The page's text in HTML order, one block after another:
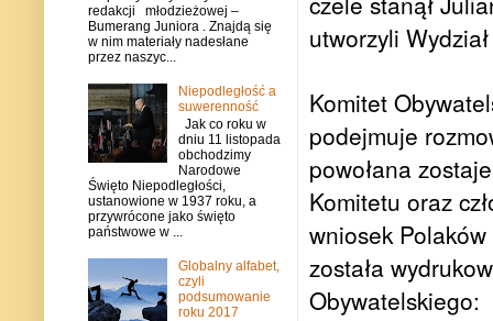
utworzyli
Komitet
podejmuje
powołana
Komitetu oraz
wniosek
została
Obywatelskiego:
redakcji młodzieżowej –
Bumerang Juniora . Znajdą się
w nim materiały nadesłane
przez naszyc...
Niepodległość a
suwerenność
Jak co roku w
dniu 11 listopada
obchodzimy
Narodowe
Święto Niepodległości,
ustanowione w 1937 roku, a
przywrócone jako święto
państwowe w ...
Globalny alfabet,
czyli
podsumowanie
roku 2017